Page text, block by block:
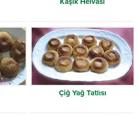
Çiğ Yağ Tatlısı